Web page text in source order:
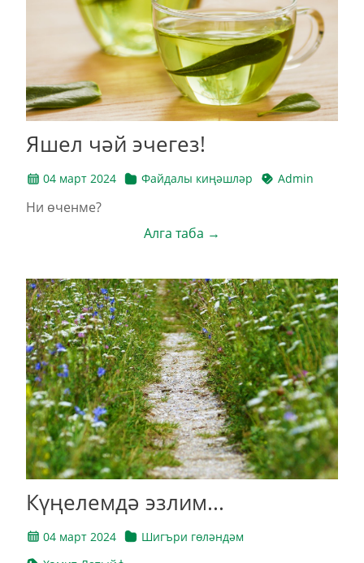
Яшел чәй эчегез!
04 март 2024 Файдалы киңәшләр Admin
Ни өченме?
Алга таба →
Күңелемдә эзлим...
04 март 2024
Шигъри гөләндәм